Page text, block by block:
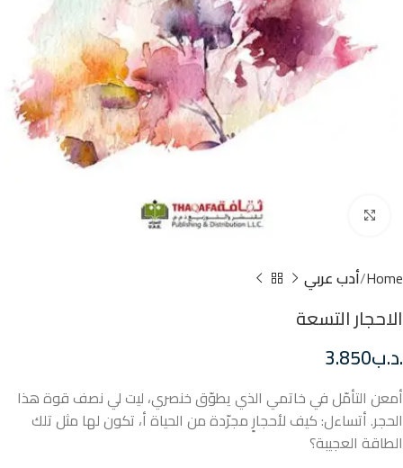
Home أدب عربي
الاحجار التسعة
.د.ب3.850
أمعن التأمّل في خاتمي الذي يطوّق خنصري، ليت لي نصف قوة هذا
الحجر. أتساءل: كيف لأحجارٍ مجرّدة من الحياة أ، تكون لها مثل تلك
الطاقة العجيبة؟